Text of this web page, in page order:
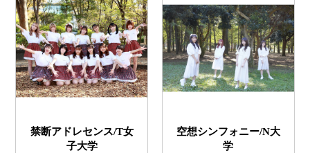
禁断アドレセンス/T女
子大学
空想シンフォニー/N大
学